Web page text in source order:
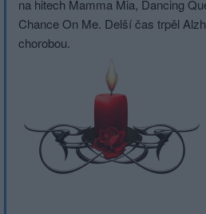
na hitech Mamma Mia, Dancing
Chance On Me. Delší čas trpěl
chorobou.